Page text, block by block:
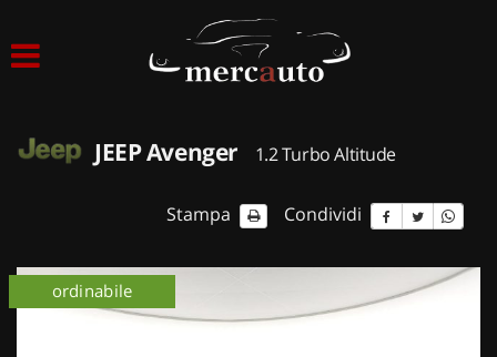
ACQUISTIAMO USATO
NOLEGGIO AUTO
JEEP Avenger 1.2 Turbo Altitude
Stampa Condividi
ordinabile